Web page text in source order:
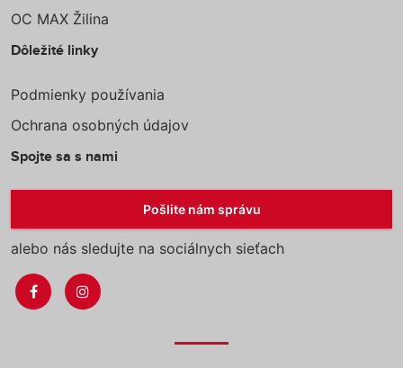
OC MAX Žilina
Dôležité linky
Podmienky používania
Ochrana osobných údajov
Spojte sa s nami
Pošlite nám správu
alebo nás sledujte na sociálnych sieťach